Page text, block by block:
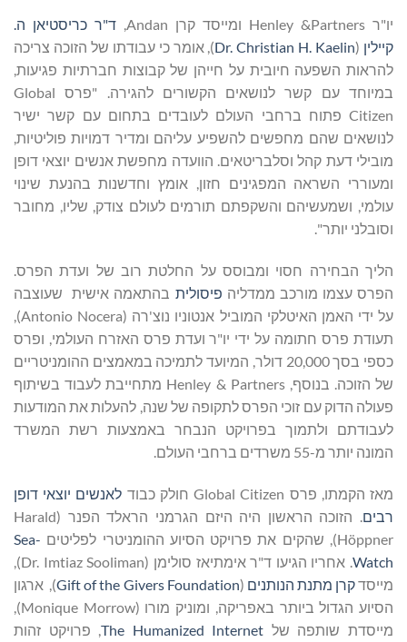
יו"ר Henley &Partners ומייסד קרן Andan,
ד"ר כריסטיאן ה.
קיילין (
Dr. Christian H. Kaelin), אומר כי עבודתו של הזוכה צריכה
להראות השפעה חיובית על חייהן של קבוצות חברתיות פגיעות,
במיוחד עם קשר לנושאים הקשורים להגירה. "פרס Global
Citizen פתוח ברחבי העולם לעובדים בתחום עם קשר ישיר
לנושאים שהם מחפשים להשפיע עליהם ומדיר דמויות פוליטיות,
מובילי דעת קהל וסלבריטאים. הוועדה מחפשת אנשים יוצאי דופן
ומעוררי השראה המפגינים חזון, אומץ וחדשנות בהנעת שינוי
עולמי, ושמעשיהם והשקפתם תורמים לעולם צודק, שליו, מחובר
וסובלני יותר".
הליך הבחירה חסוי ומבוסס על החלטת רוב של ועדת הפרס.
הפרס עצמו מורכב ממדליה פיסולית בהתאמה אישית שעוצבה
על ידי האמן האיטלקי המוביל אנטוניו נוצ'רה (Antonio Nocera),
תעודת פרס חתומה על ידי יו"ר ועדת פרס האזרח העולמי, ופרס
כספי בסך 20,000 דולר, המיועד לתמיכה במאמצים ההומניטריים
של הזוכה. בנוסף, Henley & Partners מתחייבת לעבוד בשיתוף
פעולה הדוק עם זוכי הפרס לתקופה של שנה, להעלות את המודעות
לעבודתם ולתמוך בפרויקט הנבחר באמצעות רשת המשרד
המונה יותר מ-55 משרדים ברחבי העולם.
מאז הקמתו, פרס Global Citizen חולק כבוד
לאנשים יוצאי דופן
רבים
. הזוכה הראשון היה היזם הגרמני הראלד הפנר (Harald
Höppner), שהקים את פרויקט הסיוע ההומניטרי לפליטים
Sea-
Watch
. אחריו הגיעו ד"ר אימתיאז סולימן (Dr. Imtiaz Sooliman),
מייסדקרן מתנת הנותנים (
Gift of the Givers Foundation), ארגון
הסיוע הגדול ביותר באפריקה, ומוניק מורו (Monique Morrow),
מייסדת שותפה של The Humanized Internet, פרויקט זהות